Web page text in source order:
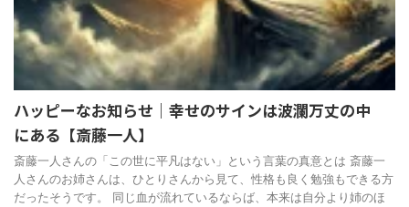
ハッピーなお知らせ｜幸せのサインは波瀾万丈の中
にある【斎藤一人】
斎藤一人さんの「この世に平凡はない」という言葉の真意とは 斎藤一
人さんのお姉さんは、ひとりさんから見て、性格も良く勉強もできる方
だったそうです。 同じ血が流れているならば、本来は自分より姉のほ